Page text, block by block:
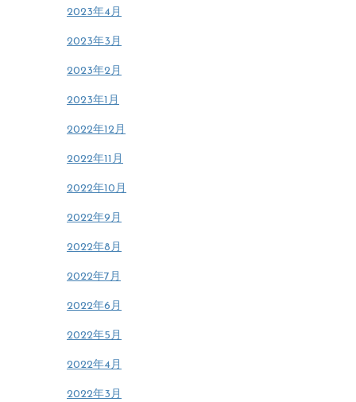
2023年4月
2023年3月
2023年2月
2023年1月
2022年12月
2022年11月
2022年10月
2022年9月
2022年8月
2022年7月
2022年6月
2022年5月
2022年4月
2022年3月